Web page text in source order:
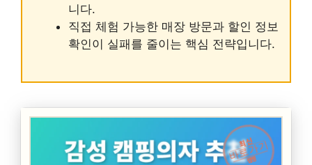
니다.
직접 체험 가능한 매장 방문과 할인 정보
확인이 실패를 줄이는 핵심 전략입니다.
최신
바로가기
캠핑